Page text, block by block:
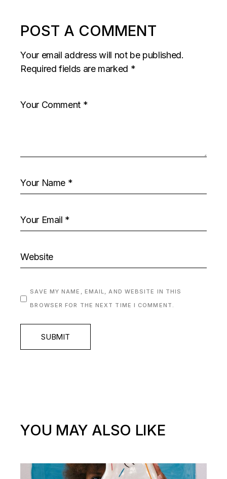
POST A COMMENT
Your email address will not be published.
Required fields are marked *
SAVE MY NAME, EMAIL, AND WEBSITE IN THIS
BROWSER FOR THE NEXT TIME I COMMENT.
SUBMIT
YOU MAY ALSO LIKE